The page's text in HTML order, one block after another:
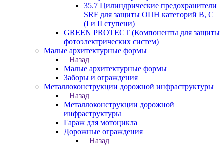
35.7 Цилиндрические предохранители
SRF для защиты ОПН категорий B, C
(I и II ступени)
GREEN PROTECT (Компоненты для защиты
фотоэлектрических систем)
Малые архитектурные формы
Назад
Малые архитектурные формы
Заборы и ограждения
Металлоконструкции дорожной инфраструктуры
Назад
Металлоконструкции дорожной
инфраструктуры
Гараж для мотоцикла
Дорожные ограждения
Назад